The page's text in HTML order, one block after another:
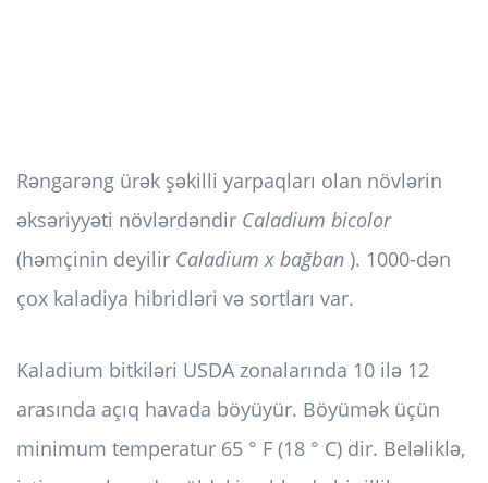
Rəngarəng ürək şəkilli yarpaqları olan növlərin
əksəriyyəti növlərdəndir Caladium bicolor
(həmçinin deyilir Caladium x bağban ). 1000-dən
çox kaladiya hibridləri və sortları var.
Kaladium bitkiləri USDA zonalarında 10 ilə 12
arasında açıq havada böyüyür. Böyümək üçün
minimum temperatur 65 ° F (18 ° C) dir. Beləliklə,